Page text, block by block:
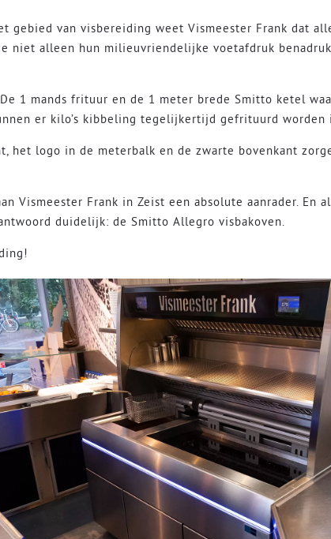
van visbereiding weet Vismeester Frank dat
niet alleen hun milieuvriendelijke voetafdruk
1 mands frituur en de 1 meter brede Smitto ketel
er kilo’s kibbeling tegelijkertijd gefrituurd worden
logo in de meterbalk en de zwarte bovenkant
Vismeester Frank in Zeist een absolute aanrader. En
duidelijk: de Smitto Allegro visbakoven.